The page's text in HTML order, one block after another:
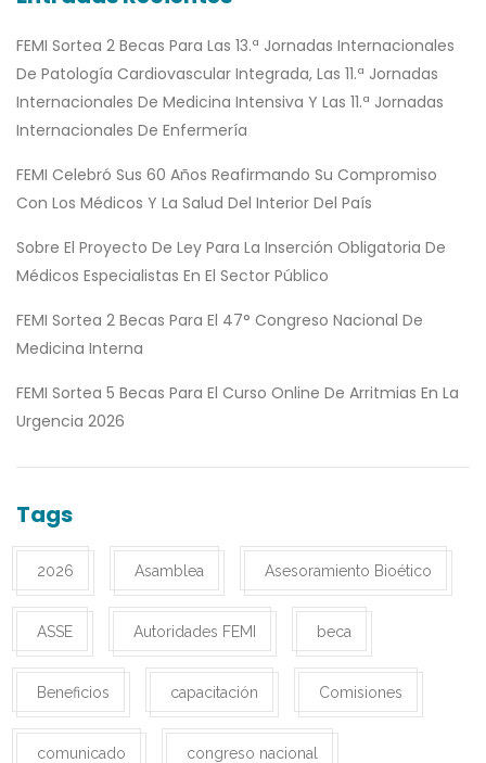
FEMI Sortea 2 Becas Para Las 13.ª Jornadas Internacionales
De Patología Cardiovascular Integrada, Las 11.ª Jornadas
Internacionales De Medicina Intensiva Y Las 11.ª Jornadas
Internacionales De Enfermería
FEMI Celebró Sus 60 Años Reafirmando Su Compromiso
Con Los Médicos Y La Salud Del Interior Del País
Sobre El Proyecto De Ley Para La Inserción Obligatoria De
Médicos Especialistas En El Sector Público
FEMI Sortea 2 Becas Para El 47° Congreso Nacional De
Medicina Interna
FEMI Sortea 5 Becas Para El Curso Online De Arritmias En La
Urgencia 2026
Tags
2026 Asamblea Asesoramiento Bioético
ASSE Autoridades FEMI beca
Beneficios capacitación Comisiones
comunicado congreso nacional